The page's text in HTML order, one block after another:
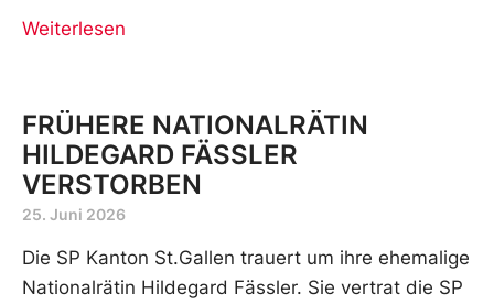
Weiterlesen
FRÜHERE NATIONALRÄTIN
HILDEGARD FÄSSLER
VERSTORBEN
25. Juni 2026
Die SP Kanton St.Gallen trauert um ihre ehemalige
Nationalrätin Hildegard Fässler. Sie vertrat die SP